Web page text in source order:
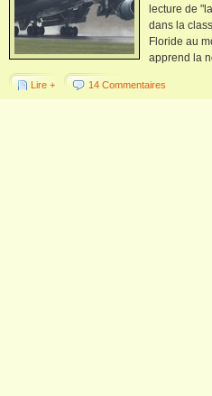
lecture de
dans la
Floride au
apprend la
Lire + 14 Commentaires